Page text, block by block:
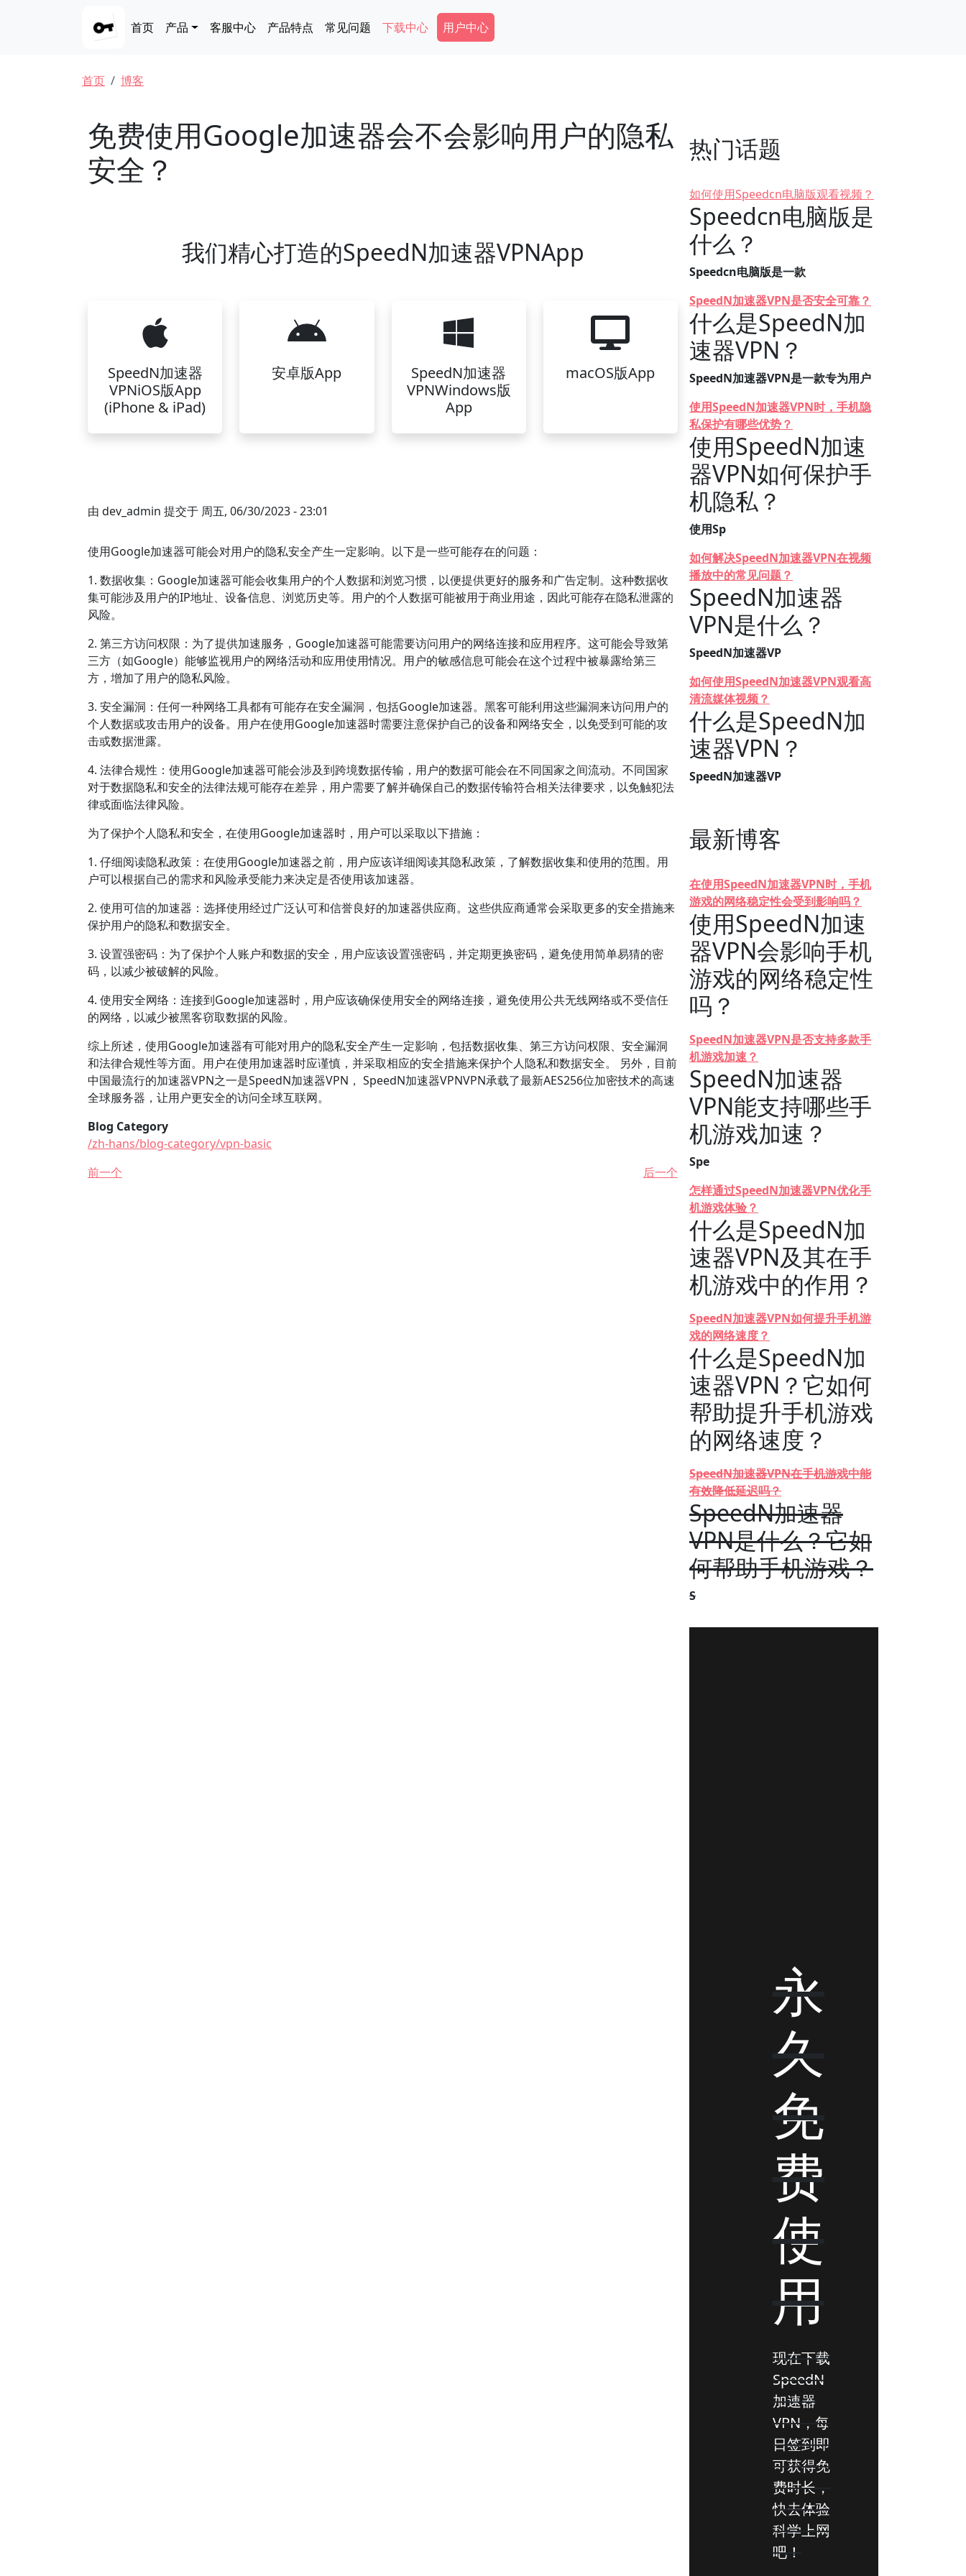
Main navigation
首页 产品 客服中心 产品特点 常见问题 下载中心 Secondary Menu
用户中心
面包屑
首页 博客
免费使用Google加速器会不会影响用户的隐私
安全？
我们精心打造的SpeedN加速器VPNApp
SpeedN加速器
VPNiOS版App
(iPhone & iPad)
安卓版App
SpeedN加速器
VPNWindows版
App
macOS版App
由 dev_admin 提交于 周五, 06/30/2023 - 23:01
使用Google加速器可能会对用户的隐私安全产生一定影响。以下是一些可能存在的问题：
1. 数据收集：Google加速器可能会收集用户的个人数据和浏览习惯，以便提供更好的服务和广告定制。这种数据收
集可能涉及用户的IP地址、设备信息、浏览历史等。用户的个人数据可能被用于商业用途，因此可能存在隐私泄露的
风险。
2. 第三方访问权限：为了提供加速服务，Google加速器可能需要访问用户的网络连接和应用程序。这可能会导致第
三方（如Google）能够监视用户的网络活动和应用使用情况。用户的敏感信息可能会在这个过程中被暴露给第三
方，增加了用户的隐私风险。
3. 安全漏洞：任何一种网络工具都有可能存在安全漏洞，包括Google加速器。黑客可能利用这些漏洞来访问用户的
个人数据或攻击用户的设备。用户在使用Google加速器时需要注意保护自己的设备和网络安全，以免受到可能的攻
击或数据泄露。
4. 法律合规性：使用Google加速器可能会涉及到跨境数据传输，用户的数据可能会在不同国家之间流动。不同国家
对于数据隐私和安全的法律法规可能存在差异，用户需要了解并确保自己的数据传输符合相关法律要求，以免触犯法
律或面临法律风险。
为了保护个人隐私和安全，在使用Google加速器时，用户可以采取以下措施：
1. 仔细阅读隐私政策：在使用Google加速器之前，用户应该详细阅读其隐私政策，了解数据收集和使用的范围。用
户可以根据自己的需求和风险承受能力来决定是否使用该加速器。
2. 使用可信的加速器：选择使用经过广泛认可和信誉良好的加速器供应商。这些供应商通常会采取更多的安全措施来
保护用户的隐私和数据安全。
3. 设置强密码：为了保护个人账户和数据的安全，用户应该设置强密码，并定期更换密码，避免使用简单易猜的密
码，以减少被破解的风险。
4. 使用安全网络：连接到Google加速器时，用户应该确保使用安全的网络连接，避免使用公共无线网络或不受信任
的网络，以减少被黑客窃取数据的风险。
综上所述，使用Google加速器有可能对用户的隐私安全产生一定影响，包括数据收集、第三方访问权限、安全漏洞
和法律合规性等方面。用户在使用加速器时应谨慎，并采取相应的安全措施来保护个人隐私和数据安全。 另外，目前
中国最流行的加速器VPN之一是SpeedN加速器VPN， SpeedN加速器VPNVPN承载了最新AES256位加密技术的高速
全球服务器，让用户更安全的访问全球互联网。
Blog Category
/zh-hans/blog-category/vpn-basic
前一个
后一个
热门话题
如何使用Speedcn电脑版观看视频？
Speedcn电脑版是
什么？
Speedcn电脑版是一款
SpeedN加速器VPN是否安全可靠？
什么是SpeedN加
速器VPN？
SpeedN加速器VPN是一款专为用户
使用SpeedN加速器VPN时，手机隐
私保护有哪些优势？
使用SpeedN加速
器VPN如何保护手
机隐私？
使用Sp
如何解决SpeedN加速器VPN在视频
播放中的常见问题？
SpeedN加速器
VPN是什么？
SpeedN加速器VP
如何使用SpeedN加速器VPN观看高
清流媒体视频？
什么是SpeedN加
速器VPN？
SpeedN加速器VP
最新博客
在使用SpeedN加速器VPN时，手机
游戏的网络稳定性会受到影响吗？
使用SpeedN加速
器VPN会影响手机
游戏的网络稳定性
吗？
SpeedN加速器VPN是否支持多款手
机游戏加速？
SpeedN加速器
VPN能支持哪些手
机游戏加速？
Spe
怎样通过SpeedN加速器VPN优化手
机游戏体验？
什么是SpeedN加
速器VPN及其在手
机游戏中的作用？
SpeedN加速器VPN如何提升手机游
戏的网络速度？
什么是SpeedN加
速器VPN？它如何
帮助提升手机游戏
的网络速度？
SpeedN加速器VPN在手机游戏中能
有效降低延迟吗？
SpeedN加速器
VPN是什么？它如
何帮助手机游戏？
S
永
久
免
费
使
用
现在下载
SpeedN
加速器
VPN，每
日签到即
可获得免
费时长，
快去体验
科学上网
吧！